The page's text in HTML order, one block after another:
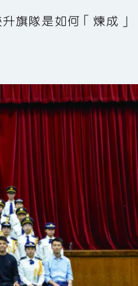
隊是如何「煉成」